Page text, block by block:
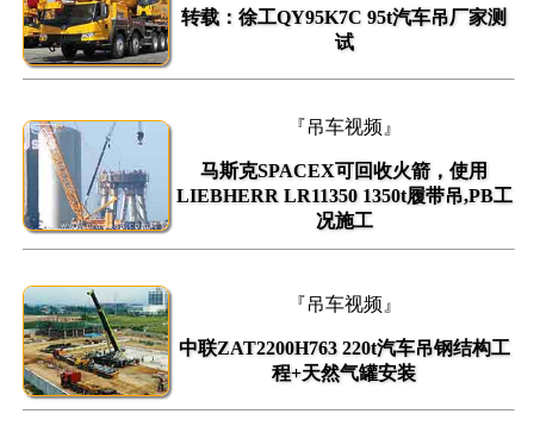
转载：徐工QY95K7C 95t汽车吊厂家测
试
『吊车视频』
马斯克SPACEX可回收火箭，使用
LIEBHERR LR11350 1350t履带吊,PB工
况施工
『吊车视频』
中联ZAT2200H763 220t汽车吊钢结构工
程+天然气罐安装